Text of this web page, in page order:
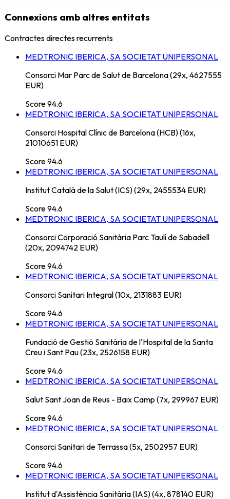
Connexions amb altres entitats
Contractes directes recurrents
MEDTRONIC IBERICA, SA SOCIETAT UNIPERSONAL
Consorci Mar Parc de Salut de Barcelona (29x, 4627555
EUR)
Score94.6
MEDTRONIC IBERICA, SA SOCIETAT UNIPERSONAL
Consorci Hospital Clínic de Barcelona (HCB) (16x,
21010651 EUR)
Score94.6
MEDTRONIC IBERICA, SA SOCIETAT UNIPERSONAL
Institut Català de la Salut (ICS) (29x, 2455534 EUR)
Score94.6
MEDTRONIC IBERICA, SA SOCIETAT UNIPERSONAL
Consorci Corporació Sanitària Parc Taulí de Sabadell
(20x, 2094742 EUR)
Score94.6
MEDTRONIC IBERICA, SA SOCIETAT UNIPERSONAL
Consorci Sanitari Integral (10x, 2131883 EUR)
Score94.6
MEDTRONIC IBERICA, SA SOCIETAT UNIPERSONAL
Fundació de Gestió Sanitària de l'Hospital de la Santa
Creu i Sant Pau (23x, 2526158 EUR)
Score94.6
MEDTRONIC IBERICA, SA SOCIETAT UNIPERSONAL
Salut Sant Joan de Reus - Baix Camp (7x, 299967 EUR)
Score94.6
MEDTRONIC IBERICA, SA SOCIETAT UNIPERSONAL
Consorci Sanitari de Terrassa (5x, 2502957 EUR)
Score94.6
MEDTRONIC IBERICA, SA SOCIETAT UNIPERSONAL
Institut d'Assistència Sanitària (IAS) (4x, 878140 EUR)